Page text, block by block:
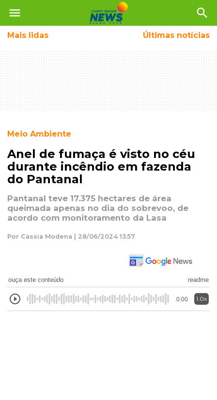
menu search
Mais lidas Últimas notícias
Meio Ambiente
Anel de fumaça é visto no céu
durante incêndio em fazenda
do Pantanal
Pantanal teve 17.375 hectares de área
queimada apenas no dia do sobrevoo, de
acordo com monitoramento da Lasa
Por Cassia Modena | 28/06/2024 13:57
ouça este conteúdo readme
0:00 1.0x